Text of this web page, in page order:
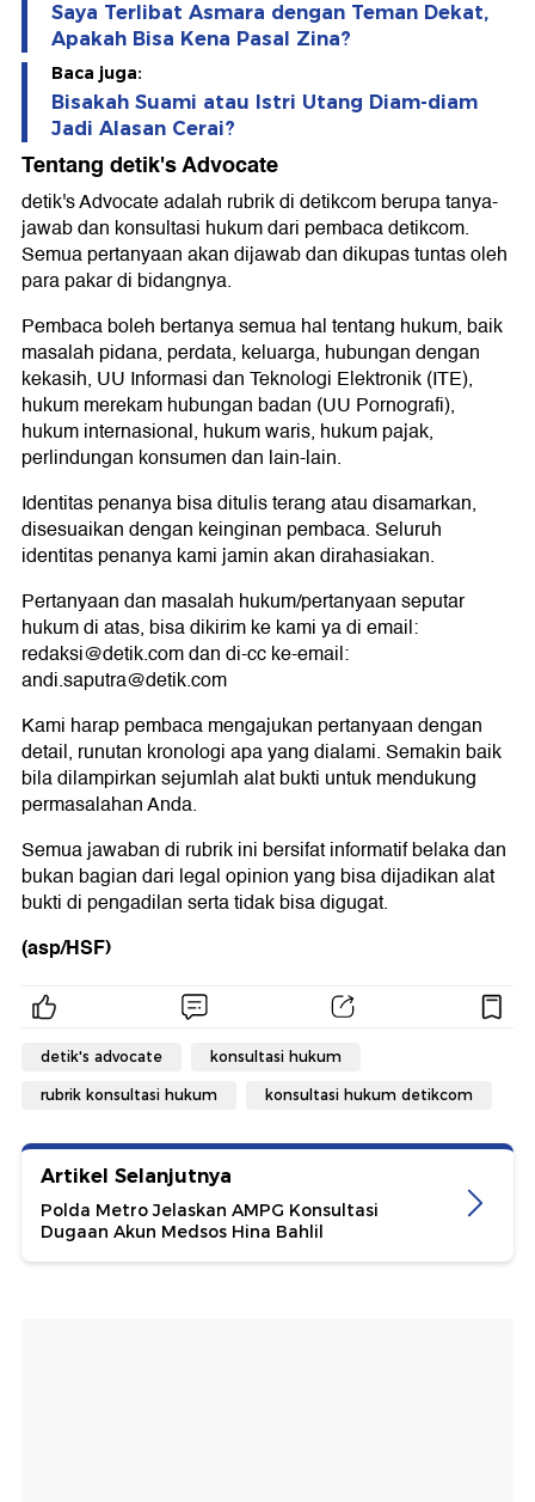
Saya Terlibat Asmara dengan Teman Dekat,
Apakah Bisa Kena Pasal Zina?
Baca juga:
Bisakah Suami atau Istri Utang Diam-diam
Jadi Alasan Cerai?
Tentang detik's Advocate
detik's Advocate adalah rubrik di detikcom berupa tanya-
jawab dan konsultasi hukum dari pembaca detikcom.
Semua pertanyaan akan dijawab dan dikupas tuntas oleh
para pakar di bidangnya.
Pembaca boleh bertanya semua hal tentang hukum, baik
masalah pidana, perdata, keluarga, hubungan dengan
kekasih, UU Informasi dan Teknologi Elektronik (ITE),
hukum merekam hubungan badan (UU Pornografi),
hukum internasional, hukum waris, hukum pajak,
perlindungan konsumen dan lain-lain.
Identitas penanya bisa ditulis terang atau disamarkan,
disesuaikan dengan keinginan pembaca. Seluruh
identitas penanya kami jamin akan dirahasiakan.
Pertanyaan dan masalah hukum/pertanyaan seputar
hukum di atas, bisa dikirim ke kami ya di email:
redaksi@detik.com dan di-cc ke-email:
andi.saputra@detik.com
Kami harap pembaca mengajukan pertanyaan dengan
detail, runutan kronologi apa yang dialami. Semakin baik
bila dilampirkan sejumlah alat bukti untuk mendukung
permasalahan Anda.
Semua jawaban di rubrik ini bersifat informatif belaka dan
bukan bagian dari legal opinion yang bisa dijadikan alat
bukti di pengadilan serta tidak bisa digugat.
(asp/HSF)
detik's advocate konsultasi hukum
rubrik konsultasi hukum konsultasi hukum detikcom
Artikel Selanjutnya
Polda Metro Jelaskan AMPG Konsultasi
Dugaan Akun Medsos Hina Bahlil